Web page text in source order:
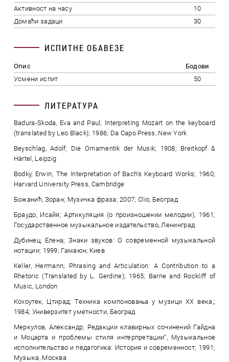
Активност на часу
10
Домаћи задаци
30
ИСПИТНЕ ОБАВЕЗЕ
Опис
Бодови
Усмени испит
50
ЛИТЕРАТУРА
Badura-Skoda, Eva and Paul; Interpreting Mozart on the keyboard
(translated by Leo Black); 1986; Da Capo Press, New York
Beyschlag, Adolf; Die Ornamentik der Musik; 1908; Breitkopf &
Härtel, Leipzig
Bodky, Erwin; The Interpretation of Bach's Keyboard Works; 1960;
Harvard University Press, Cambridge
Божанић, Зоран; Музичка фраза; 2007; Clio, Београд
Браудо, Исайя; Артикуляция (о произношении мелодии); 1961;
Государственное музыкальное издательство, Ленинград
Дубинец, Елена; Знаки звуков: О современной музыкальной
нотации; 1999; Гамаюн, Киев
Keller, Hermann; Phrasing and Articulation: A Contribution to a
Rhetoric (Translated by L. Gerdine); 1965; Barrie and Rockliff of
Music, London
Кохоутек, Цтирад; Техника компоновања у музици XX века,;
1984; Универзитет уметности, Београд
Меркулов, Александр; Редакции клавирных сочинений Гайдна
и Моцарта и проблемы стиля интерпретации“, Музыкальное
исполнительство и педагогика: История и современност; 1991;
Музыка, Москва